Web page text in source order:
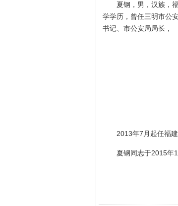
夏钢，男，汉族，
学学历，曾任三明市公
书记、市公安局局长，
2013年7月起任福
夏钢同志于2015年